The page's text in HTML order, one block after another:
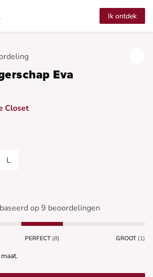
Ik ontdek
Eva
Closet
L
op 9 beoordelingen
PERFECT (8) GROOT (1)